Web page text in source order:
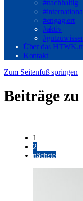
#nachhaltig
#engagiert
#aktiv
Über das
Kontakt
Zum Seitenfuß springen
Beiträge
1
2
nächste